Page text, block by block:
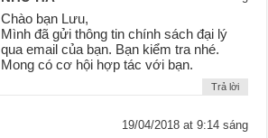
Chào bạn Lưu,
Mình đã gửi thông tin chính sách đại lý
qua email của bạn. Bạn kiểm tra nhé.
Mong có cơ hội hợp tác với bạn.
Trả lời
19/04/2018 at 9:14 sáng